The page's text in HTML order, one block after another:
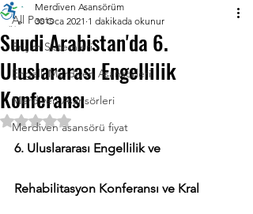
All Posts
Erişim Sistemleri
Engelli Merdiven Asansörleri
Merdiven Asansörleri
Merdiven asansörü fiyat
Suudi Arabistan'da 6.
Uluslararası Engellilik
Konferansı
Merdiven Asansörüm
30 Oca 2021 1 dakikada okunur
5 üzerinden NaN yıldız
6. Uluslararası Engellilik ve
Rehabilitasyon Konferansı ve Kral